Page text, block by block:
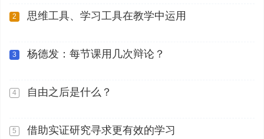
2 思维工具、学习工具在教学中运用
3 杨德发：每节课用几次辩论？
4 自由之后是什么？
5 借助实证研究寻求更有效的学习